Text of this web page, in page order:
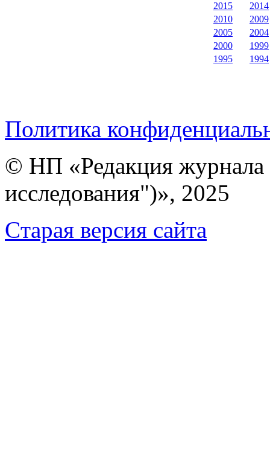
2015
2014
2010
2009
2005
2004
2000
1999
1995
1994
Политика
© НП «Редакция
исследования")», 2025
Cтарая версия сайта